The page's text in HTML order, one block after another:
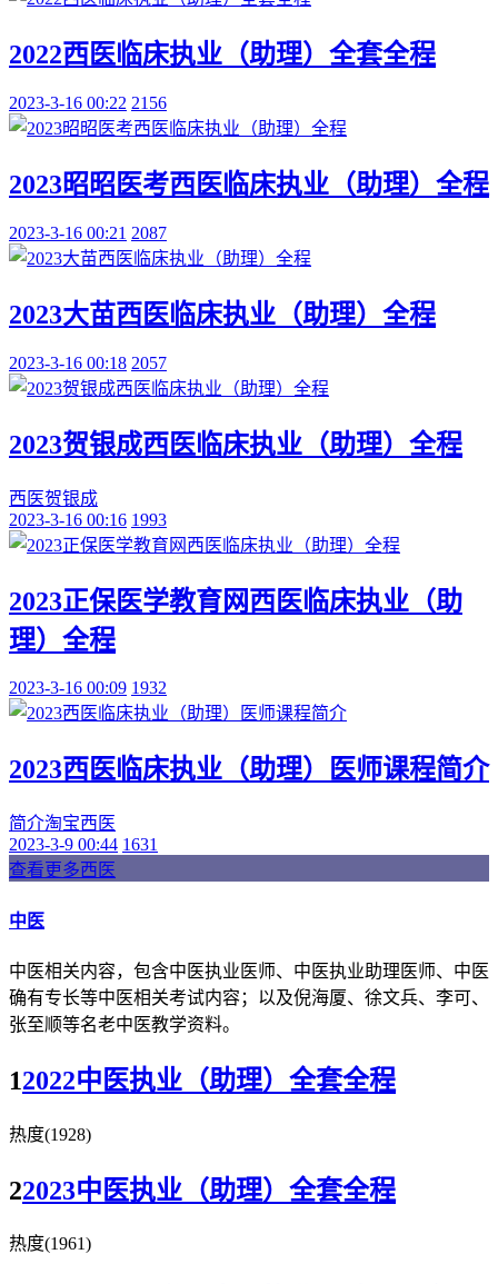
2022西医临床执业（助理）全套全程
2023-3-16 00:22 2156
2023昭昭医考西医临床执业（助理）全程
2023-3-16 00:21 2087
2023大苗西医临床执业（助理）全程
2023-3-16 00:18 2057
2023贺银成西医临床执业（助理）全程
西医贺银成
2023-3-16 00:16 1993
2023正保医学教育网西医临床执业（助
理）全程
2023-3-16 00:09 1932
2023西医临床执业（助理）医师课程简介
简介淘宝西医
2023-3-9 00:44 1631
查看更多西医
中医
中医相关内容，包含中医执业医师、中医执业助理医师、中医
确有专长等中医相关考试内容；以及倪海厦、徐文兵、李可、
张至顺等名老中医教学资料。
12022中医执业（助理）全套全程
热度(1928)
22023中医执业（助理）全套全程
热度(1961)